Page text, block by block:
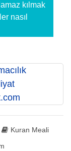
kılmak
nasıl
Kuran Meali